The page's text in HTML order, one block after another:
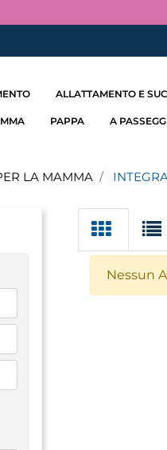
ALLATTAMENTO E
PAPPA A
LA MAMMA
Nessun